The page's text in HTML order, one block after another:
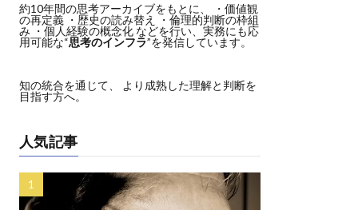
約10年間の思考アーカイブをもとに、 ・価値観
の再定義 ・歴史の読み替え ・倫理的判断の枠組
み ・個人経験の概念化 などを行い、実務にも応
用可能な“思考のインフラ”を発信しています。
知の統合を通じて、 より成熟した理解と判断を
目指す方へ。
人気記事